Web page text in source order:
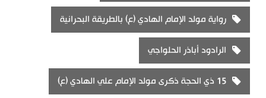
رواية مولد الإمام الهادي (ع) بالطريقة البحرانية
الرادود أباذر الحلواجي
15 ذي الحجة ذكرى مولد الإمام علي الهادي (ع)